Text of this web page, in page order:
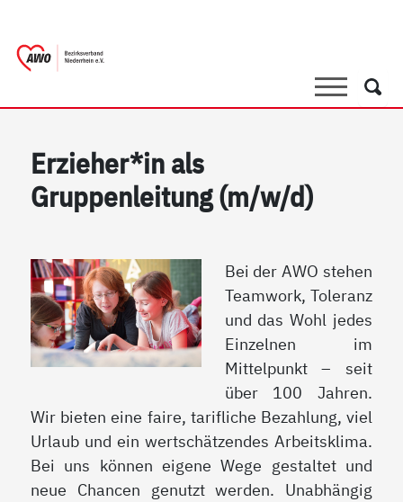
SucheSuche
Erzieher*in als
Gruppenleitung (m/w/d)
Bei der AWO stehen
Teamwork, Toleranz
und das Wohl jedes
Einzelnen im
Mittelpunkt – seit
über 100 Jahren.
Wir bieten eine faire, tarifliche Bezahlung, viel
Urlaub und ein wertschätzendes Arbeitsklima.
Bei uns können eigene Wege gestaltet und
neue Chancen genutzt werden. Unabhängig